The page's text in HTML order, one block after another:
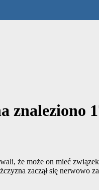
znaleziono
że może on mieć
zaczął się nerwowo